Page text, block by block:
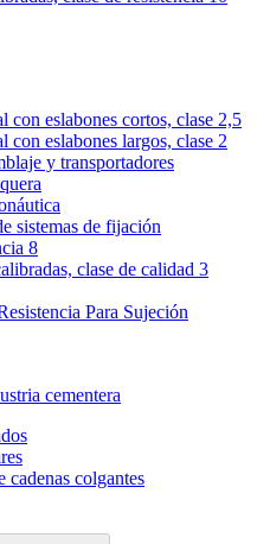
con eslabones cortos, clase 2,5
con eslabones largos, clase 2
y transportadores
sistemas de fijación
8
clase de calidad 3
Para Sujeción
cementera
cadenas colgantes